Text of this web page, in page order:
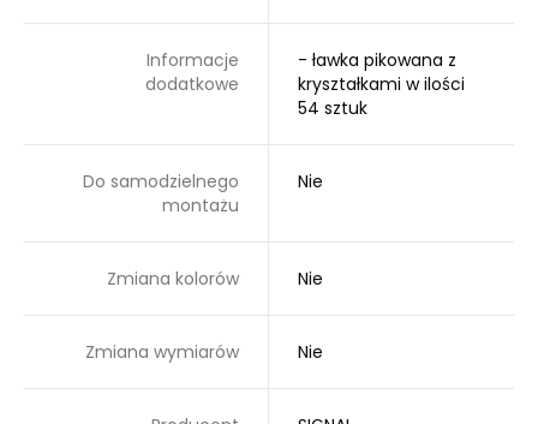
Informacje
dodatkowe
- ławka pikowana z
kryształkami w ilości
54 sztuk
Do samodzielnego
montażu
Nie
Zmiana kolorów Nie
Zmiana wymiarów Nie